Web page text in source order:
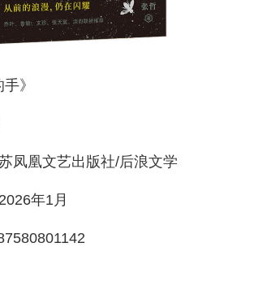
》
凤凰文艺出版社/后浪文学
年1月